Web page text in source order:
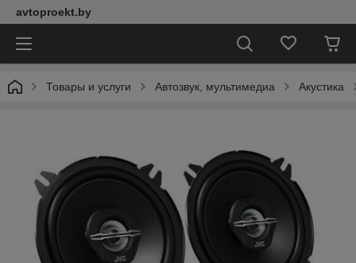
avtoproekt.by
Товары и услуги Автозвук, мультимедиа Акустика